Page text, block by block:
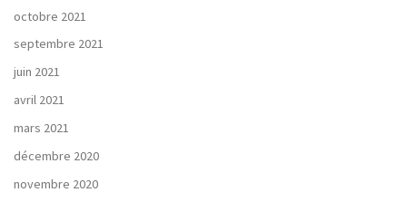
octobre 2021
septembre 2021
juin 2021
avril 2021
mars 2021
décembre 2020
novembre 2020